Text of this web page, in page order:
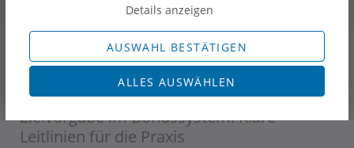
Details anzeigen
AUSWAHL BESTÄTIGEN
ALLES AUSWÄHLEN
27. Oktober 2025
Neues Urteil zur Haftung bei verspäteter
Zielvorgabe im Bonussystem: Klare
Leitlinien für die Praxis